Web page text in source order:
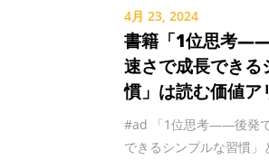
4月 23, 2024
書籍「1位思考
速さで成長できる
慣」は読む価値ア
#ad 「1位思考――後発
できるシンプルな習慣